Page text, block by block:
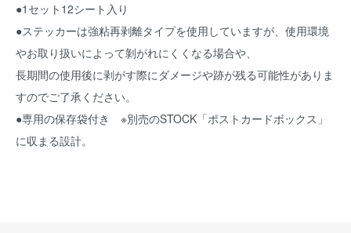
●1セット12シート入り
●ステッカーは強粘再剥離タイプを使用していますが、使用環境
やお取り扱いによって剝がれにくくなる場合や、
長期間の使用後に剥がす際にダメージや跡が残る可能性がありま
すのでご了承ください。
●専用の保存袋付き ※別売のSTOCK「ポストカードボックス」
に収まる設計。